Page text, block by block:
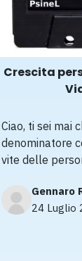
Gennaro
24 Luglio
Crescita
Ciao, ti sei mai
denominatore
vite delle